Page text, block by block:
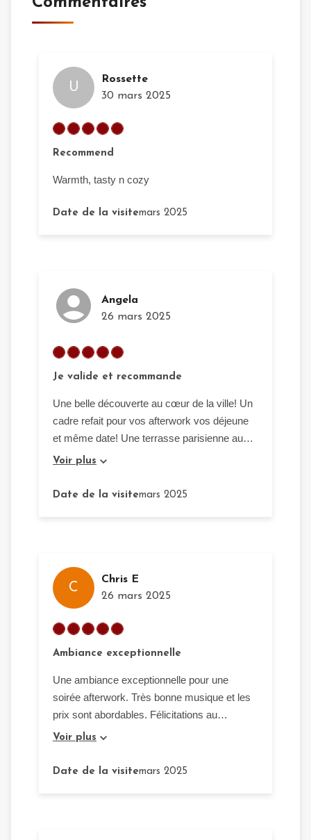
U
Rossette
30 mars 2025
Recommend
Warmth, tasty n cozy
Date de la visitemars 2025
Angela
26 mars 2025
Je valide et recommande
Une belle découverte au cœur de la ville! Un
cadre refait pour vos afterwork vos déjeune
et même date! Une terrasse parisienne au
cœur de douala. Une qualité de service
Voir plus
Date de la visitemars 2025
C
Chris E
26 mars 2025
Ambiance exceptionnelle
Une ambiance exceptionnelle pour une
soirée afterwork. Très bonne musique et les
prix sont abordables. Félicitations au
promoteur
Voir plus
Date de la visitemars 2025